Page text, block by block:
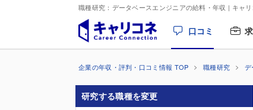
職種研究：データベースエンジニアの給料・年収 | キャ
口コミ
企業の年収・評判・口コミ情報 TOP 職種研究 デ
研究する職種を変更